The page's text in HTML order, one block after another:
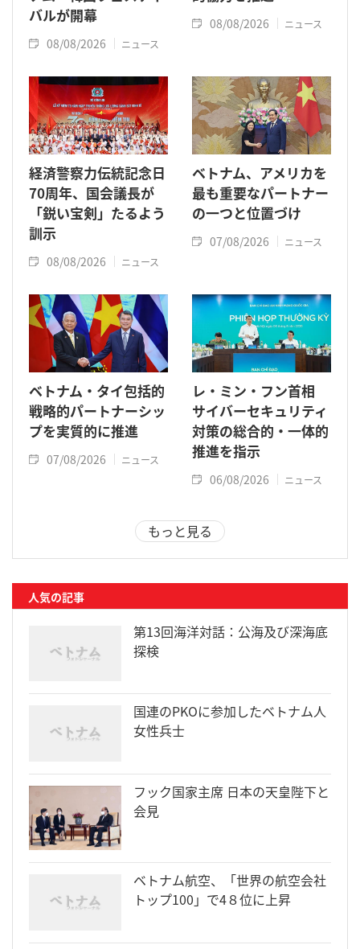
バルが開幕
08/08/2026 ニュース
08/08/2026 ニュース
経済警察力伝統記念日
70周年、国会議長が
「鋭い宝剣」たるよう
訓示
08/08/2026 ニュース
ベトナム、アメリカを
最も重要なパートナー
の一つと位置づけ
07/08/2026 ニュース
ベトナム・タイ包括的
戦略的パートナーシッ
プを実質的に推進
07/08/2026 ニュース
レ・ミン・フン首相
サイバーセキュリティ
対策の総合的・一体的
推進を指示
06/08/2026 ニュース
もっと見る
人気の記事
第13回海洋対話：公海及び深海底
探検
国連のPKOに参加したベトナム人
女性兵士
フック国家主席 日本の天皇陛下と
会見
ベトナム航空、「世界の航空会社
トップ100」で4８位に上昇